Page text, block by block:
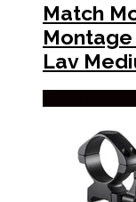
Match
Lav